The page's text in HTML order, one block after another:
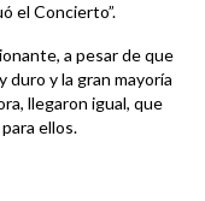
el Concierto”.
a pesar de que
duro y la gran mayoría
llegaron igual, que
ellos.